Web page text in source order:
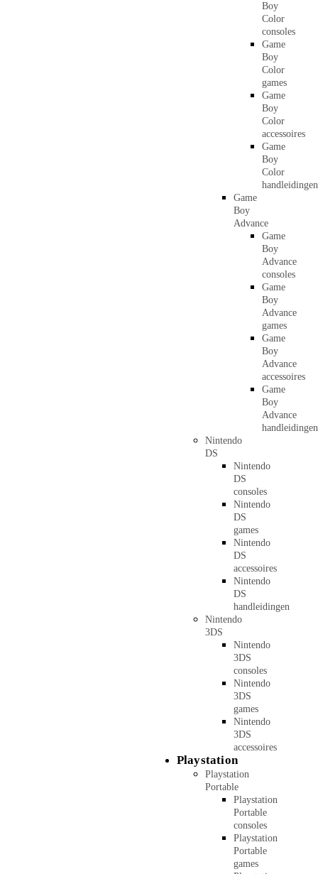
Boy
Color
consoles
Game
Boy
Color
games
Game
Boy
Color
accessoires
Game
Boy
Color
handleidingen
Game
Boy
Advance
Game
Boy
Advance
consoles
Game
Boy
Advance
games
Game
Boy
Advance
accessoires
Game
Boy
Advance
handleidingen
Nintendo
DS
Nintendo
DS
consoles
Nintendo
DS
games
Nintendo
DS
accessoires
Nintendo
DS
handleidingen
Nintendo
3DS
Nintendo
3DS
consoles
Nintendo
3DS
games
Nintendo
3DS
accessoires
Playstation
Playstation
Portable
Playstation
Portable
consoles
Playstation
Portable
games